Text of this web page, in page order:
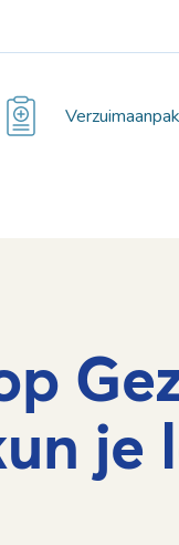
Verzuimaanpak
je